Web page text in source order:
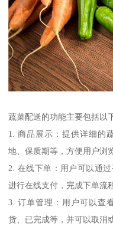
蔬菜配送的功能主要包括以
1. 商品展示：提供详细的
地、保质期等，方便用户浏
2. 在线下单：用户可以通
进行在线支付，完成下单流
3. 订单管理：用户可以查
货、已完成等，并可以取消